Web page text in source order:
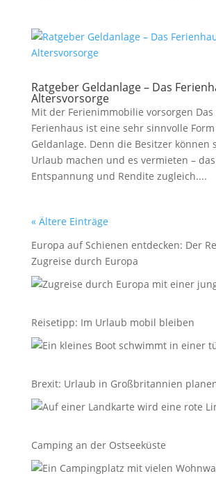
Ratgeber Geldanlage – Das
Altersvorsorge
Mit der Ferienimmobilie vorsorgen Das
Ferienhaus ist eine sehr sinnvolle
Geldanlage. Denn die Besitzer können
Urlaub machen und es vermieten –
Entspannung und Rendite zugleich....
« Ältere Einträge
Europa auf Schienen entdecken: Der
Zugreise durch Europa
Reisetipp: Im Urlaub mobil bleiben
Brexit: Urlaub in Großbritannien
Camping an der Ostseeküste